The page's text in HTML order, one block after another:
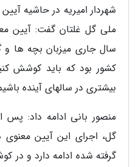
شهردار امیریه در حاشیه
ملی گل غلتان گفت: آیین
سال جاری میزبان بچه ها و
کشور بود که باید کوشش
بیشتری در سالهای آینده
منصور بانی ادامه داد: پس
گل، اجرای این آیین
گرفته شده ادامه دارد و در